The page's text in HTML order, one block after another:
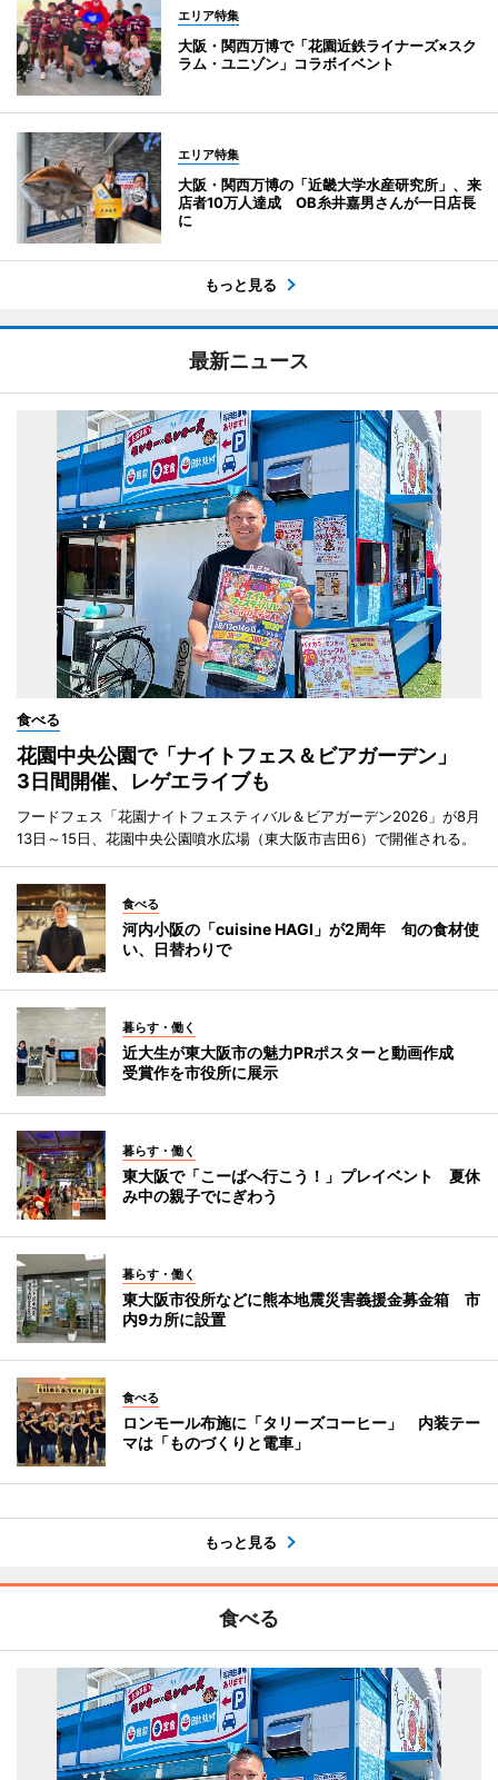
エリア特集
大阪・関西万博で「花園近鉄ライナーズ×スク
ラム・ユニゾン」コラボイベント
エリア特集
大阪・関西万博の「近畿大学水産研究所」、来
店者10万人達成 OB糸井嘉男さんが一日店長
に
もっと見る
最新ニュース
食べる
花園中央公園で「ナイトフェス＆ビアガーデン」
3日間開催、レゲエライブも
フードフェス「花園ナイトフェスティバル＆ビアガーデン2026」が8月
13日～15日、花園中央公園噴水広場（東大阪市吉田6）で開催される。
食べる
河内小阪の「cuisine HAGI」が2周年 旬の食材使
い、日替わりで
暮らす・働く
近大生が東大阪市の魅力PRポスターと動画作成
受賞作を市役所に展示
暮らす・働く
東大阪で「こーばへ行こう！」プレイベント 夏休
み中の親子でにぎわう
暮らす・働く
東大阪市役所などに熊本地震災害義援金募金箱 市
内9カ所に設置
食べる
ロンモール布施に「タリーズコーヒー」 内装テー
マは「ものづくりと電車」
もっと見る
食べる